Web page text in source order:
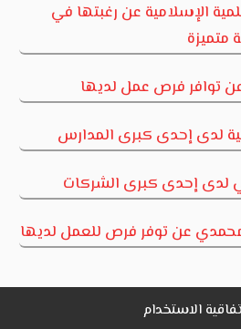
الإسلامية عن رغبتها في
متميزة
توافر فرص عمل لديها
لدى إحدى كبرى المدارس
لدى إحدى كبرى الشركات
عن توفر فرص للعمل لديها
الاستخدام